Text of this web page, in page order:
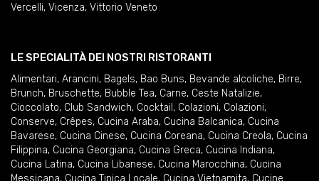
Vercelli, Vicenza, Vittorio Veneto
LE SPECIALITÀ DEI NOSTRI RISTORANTI
Alimentari, Arancini, Bagels, Bao Buns, Bevande alcoliche, Birre,
Brunch, Bruschette, Bubble Tea, Carne, Ceste Natalizie,
Cioccolato, Club Sandwich, Cocktail , Colazioni, Colazioni,
Conserve, Crêpes, Cucina Araba, Cucina Balcanica, Cucina
Bavarese, Cucina Cinese, Cucina Coreana, Cucina Creola, Cucina
Filippina, Cucina Georgiana, Cucina Greca, Cucina Indiana,
Cucina Latina, Cucina Libanese, Cucina Marocchina, Cucina
Messicana, Cucina Tipica Locale, Cucina Vietnamita, Cucine